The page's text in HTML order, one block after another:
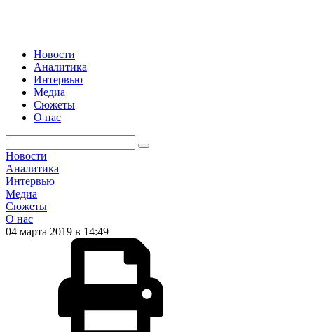
Новости
Аналитика
Интервью
Медиа
Сюжеты
О нас
Новости
Аналитика
Интервью
Медиа
Сюжеты
О нас
04 марта 2019 в 14:49